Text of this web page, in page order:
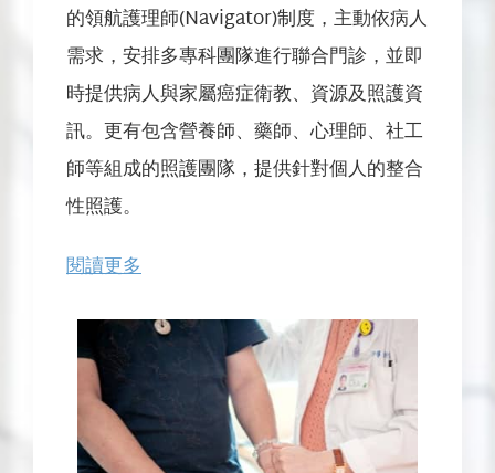
的領航護理師(Navigator)制度，主動依病人
需求，安排多專科團隊進行聯合門診，並即
時提供病人與家屬癌症衛教、資源及照護資
訊。更有包含營養師、藥師、心理師、社工
師等組成的照護團隊，提供針對個人的整合
性照護。
閱讀更多